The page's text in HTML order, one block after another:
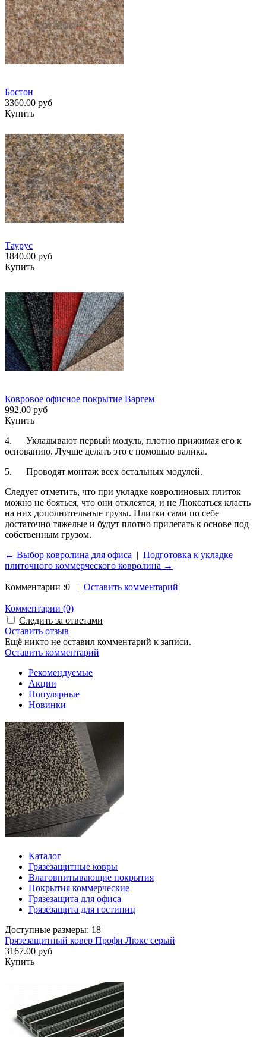
Бостон
3360.00 руб
Купить
Таурус
1840.00 руб
Купить
Ковровое офисное покрытие Варгем
992.00 руб
Купить
4. Укладывают первый модуль, плотно прижимая его к
основанию. Лучше делать это с помощью валика.
5. Проводят монтаж всех остальных модулей.
Следует отметить, что при укладке ковролиновых плиток
можно не бояться, что они отклеятся, и не Люксаться класть
на них дополнительные грузы. Плитки сами по себе
достаточно тяжелые и будут плотно прилегать к основе под
собственным грузом.
← Выбор ковролина для офиса | Подготовка к укладке
плиточного коммерческого ковролина →
Комментарии :0 | Оставить комментарий
Комментарии (0)
Следить за ответами
Оставить отзыв
Ещё никто не оставил комментарий к записи.
Оставить комментарий
Рекомендуемые
Акции
Популярные
Новинки
Каталог
Грязезащитные ковры
Влаговпитывающие покрытия
Покрытия коммерческие
Грязезащита для офиса
Грязезащита для гостиниц
Доступные размеры: 18
Грязезащитный ковер Профи Люкс серый
3167.00 руб
Купить